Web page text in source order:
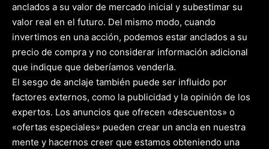
anclados a su valor de mercado inicial y subestimar su
valor real en el futuro. Del mismo modo, cuando
invertimos en una acción, podemos estar anclados a su
precio de compra y no considerar información adicional
que indique que deberíamos venderla.
El sesgo de anclaje también puede ser influido por
factores externos, como la publicidad y la opinión de los
expertos. Los anuncios que ofrecen «descuentos» o
«ofertas especiales» pueden crear un ancla en nuestra
mente y hacernos creer que estamos obteniendo una